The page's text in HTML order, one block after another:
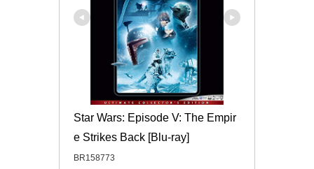
Star Wars: Episode V: The Empir
e Strikes Back [Blu-ray]
BR158773